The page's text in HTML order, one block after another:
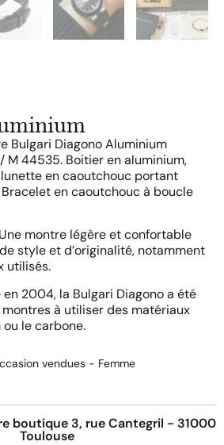
Bulgari Diagono Aluminium
M 44535. Boitier en aluminium,
en caoutchouc portant
en caoutchouc à boucle
montre légère et confortable
style et d’originalité, notamment
utilisés.
en 2004, la Bulgari Diagono a été
montres à utiliser des matériaux
ou le carbone.
vendues - Femme
boutique 3, rue Cantegril - 31000
Toulouse